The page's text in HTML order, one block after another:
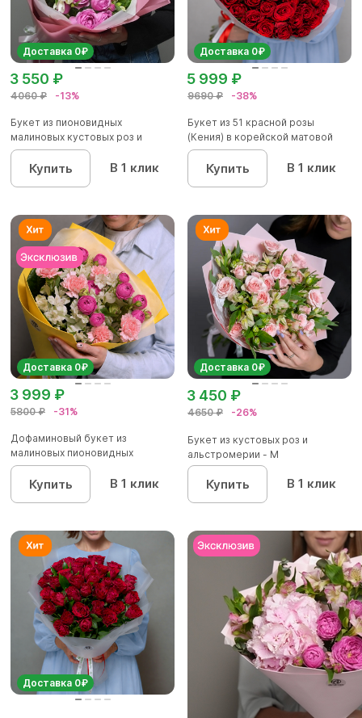
Доставка 0₽
4060 ₽ -13%
3 550 ₽
Букет из пионовидных
малиновых кустовых роз и
альстроме...
Купить В 1 клик
Доставка 0₽
9690 ₽ -38%
5 999 ₽
Букет из 51 красной розы
(Кения) в корейской матовой
уп...
Купить В 1 клик
Доставка 0₽
5800 ₽ -31%
3 999 ₽
Дофаминовый букет из
малиновых пионовидных
кустовых роз...
Купить В 1 клик
Доставка 0₽
4650 ₽ -26%
3 450 ₽
Букет из кустовых роз и
альстромерии - М
Купить В 1 клик
Доставка 0₽